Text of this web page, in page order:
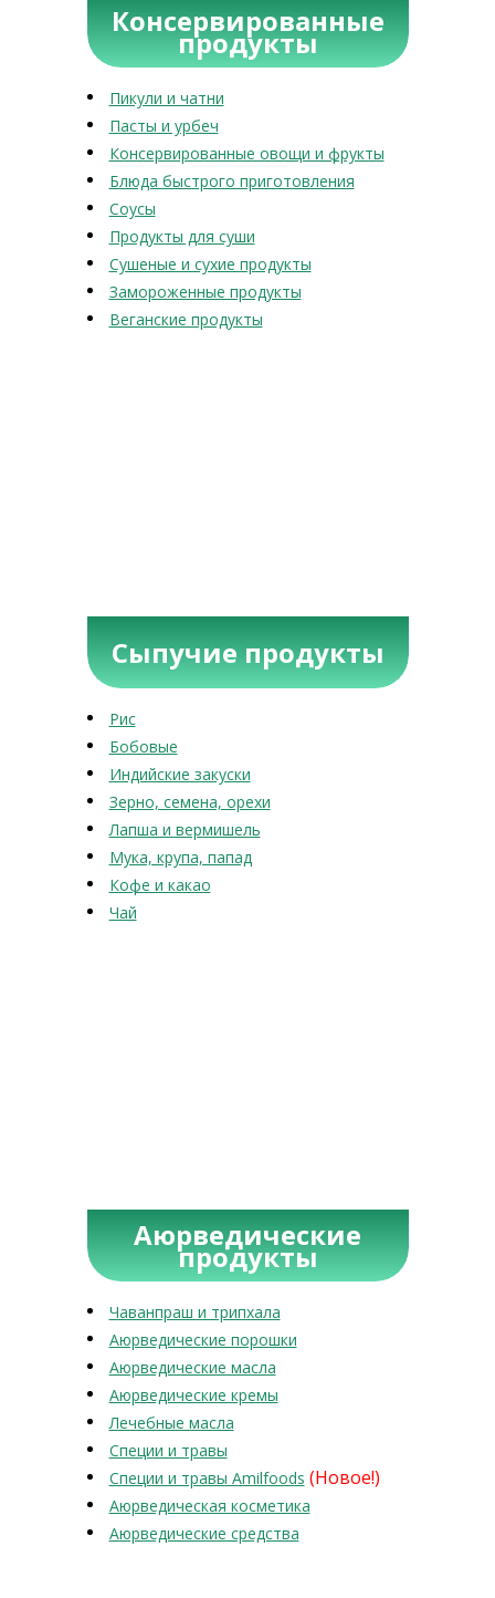
Консервированные
продукты
Пикули и чатни
Пасты и урбеч
Консервированные овощи и фрукты
Блюда быстрого приготовления
Соусы
Продукты для суши
Сушеные и сухие продукты
Замороженные продукты
Веганские продукты
Сыпучие продукты
Рис
Бобовые
Индийские закуски
Зерно, семена, орехи
Лапша и вермишель
Мука, крупа, папад
Кофе и какао
Чай
Аюрведические
продукты
Чаванпраш и трипхала
Аюрведические порошки
Аюрведические масла
Аюрведические кремы
Лечебные масла
Специи и травы
Специи и травы Amilfoods (Новое!)
Аюрведическая косметика
Аюрведические средства